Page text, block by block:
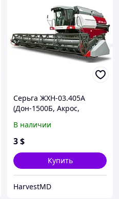
Серьга ЖХН-03.405А
(Дон-1500Б, Акрос,
ножа МКШ
В наличии
3$
Купить
HarvestMD